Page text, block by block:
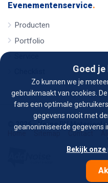
Goed
Zo kunnen we je
gebruikmaakt van cookies.
fans een optimale
gegevens nooit met
geanonimiseerde gegevens
Bekijk
Evenementenservice.
Producten
Portfolio
© 2026 - Verno BV Materieel
Home
Contact